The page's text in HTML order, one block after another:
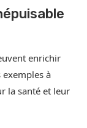
enrichir
à
la santé et leur